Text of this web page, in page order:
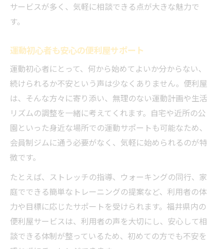
サービスが多く、気軽に相談できる点が大きな魅力で
す。
運動初心者も安心の便利屋サポート
運動初心者にとって、何から始めてよいか分からない、
続けられるか不安という声は少なくありません。便利屋
は、そんな方々に寄り添い、無理のない運動計画や生活
リズムの調整を一緒に考えてくれます。自宅や近所の公
園といった身近な場所での運動サポートも可能なため、
会員制ジムに通う必要がなく、気軽に始められるのが特
徴です。
たとえば、ストレッチの指導、ウォーキングの同行、家
庭でできる簡単なトレーニングの提案など、利用者の体
力や目標に応じたサポートを受けられます。福井県内の
便利屋サービスは、利用者の声を大切にし、安心して相
談できる体制が整っているため、初めての方でも不安を